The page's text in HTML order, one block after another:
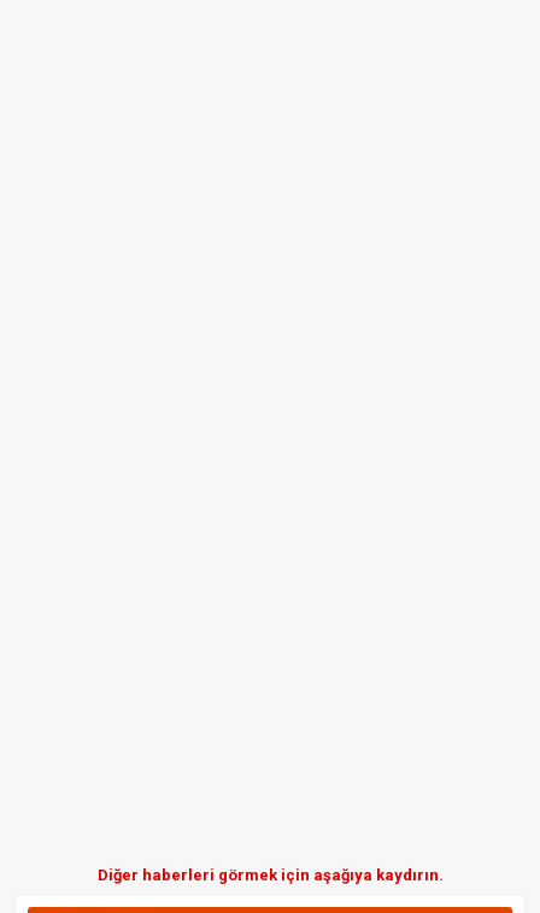
Diğer haberleri görmek için aşağıya kaydırın.